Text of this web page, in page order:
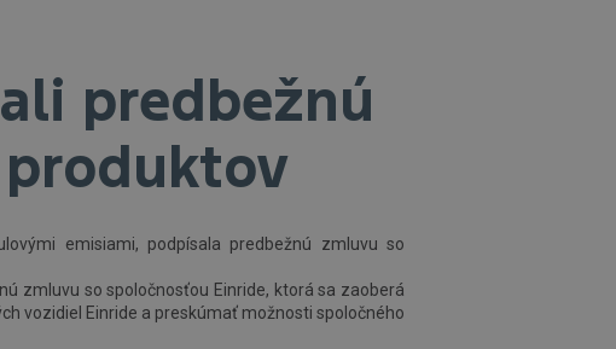
predbežnú
emisiami, podpísala predbežnú zmluvu so
zmluvu so spoločnosťou Einride, ktorá sa zaoberá
vozidiel Einride a preskúmať možnosti spoločného